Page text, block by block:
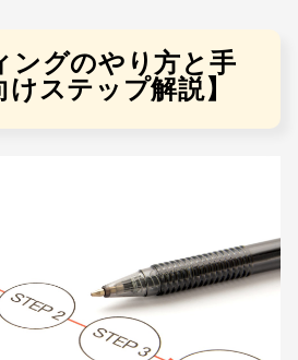
ングのやり方と手
けステップ解説】